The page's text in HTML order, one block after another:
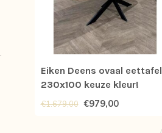
Eiken Deens ovaal eettafel
230x100 keuze kleur!
*nieuw
€1.679,00 €979,00